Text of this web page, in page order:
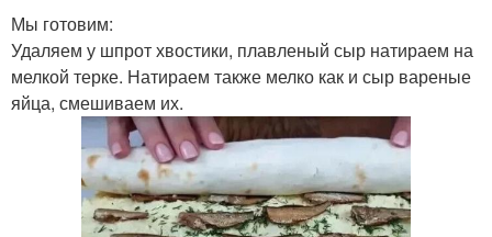
Мы готовим:
Удаляем у шпрот хвостики, плавленый сыр натираем на
мелкой терке. Натираем также мелко как и сыр вареные
яйца, смешиваем их.